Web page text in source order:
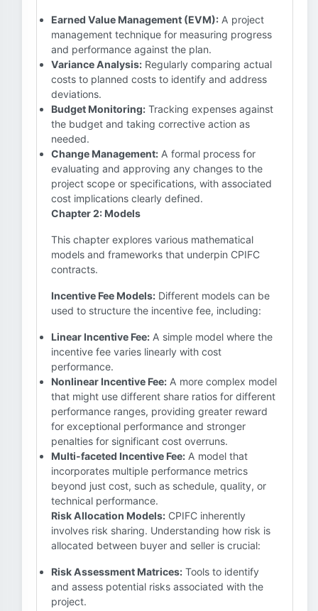
Earned Value Management (EVM): A project
management technique for measuring progress
and performance against the plan.
Variance Analysis: Regularly comparing actual
costs to planned costs to identify and address
deviations.
Budget Monitoring: Tracking expenses against
the budget and taking corrective action as
needed.
Change Management: A formal process for
evaluating and approving any changes to the
project scope or specifications, with associated
cost implications clearly defined.
Chapter 2: Models
This chapter explores various mathematical
models and frameworks that underpin CPIFC
contracts.
Incentive Fee Models: Different models can be
used to structure the incentive fee, including:
Linear Incentive Fee: A simple model where the
incentive fee varies linearly with cost
performance.
Nonlinear Incentive Fee: A more complex model
that might use different share ratios for different
performance ranges, providing greater reward
for exceptional performance and stronger
penalties for significant cost overruns.
Multi-faceted Incentive Fee: A model that
incorporates multiple performance metrics
beyond just cost, such as schedule, quality, or
technical performance.
Risk Allocation Models: CPIFC inherently
involves risk sharing. Understanding how risk is
allocated between buyer and seller is crucial:
Risk Assessment Matrices: Tools to identify
and assess potential risks associated with the
project.